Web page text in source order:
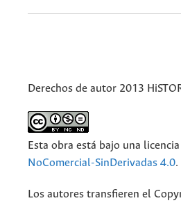
Derechos de autor 2013
Esta obra está bajo una
NoComercial-SinDerivadas 4.0.
Los autores transfieren el